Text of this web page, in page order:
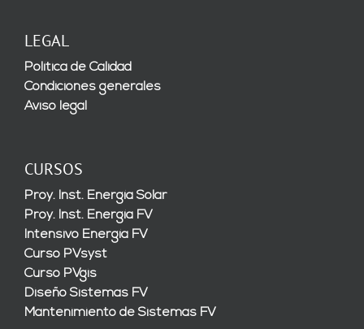
LEGAL
Política de Calidad
Condiciones generales
Aviso legal
CURSOS
Proy. Inst. Energía Solar
Proy. Inst. Energía FV
Intensivo Energía FV
Curso PVsyst
Curso PVgis
Diseño Sistemas FV
Mantenimiento de Sistemas FV